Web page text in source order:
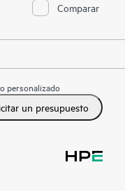
Comparar
personalizado
un presupuesto